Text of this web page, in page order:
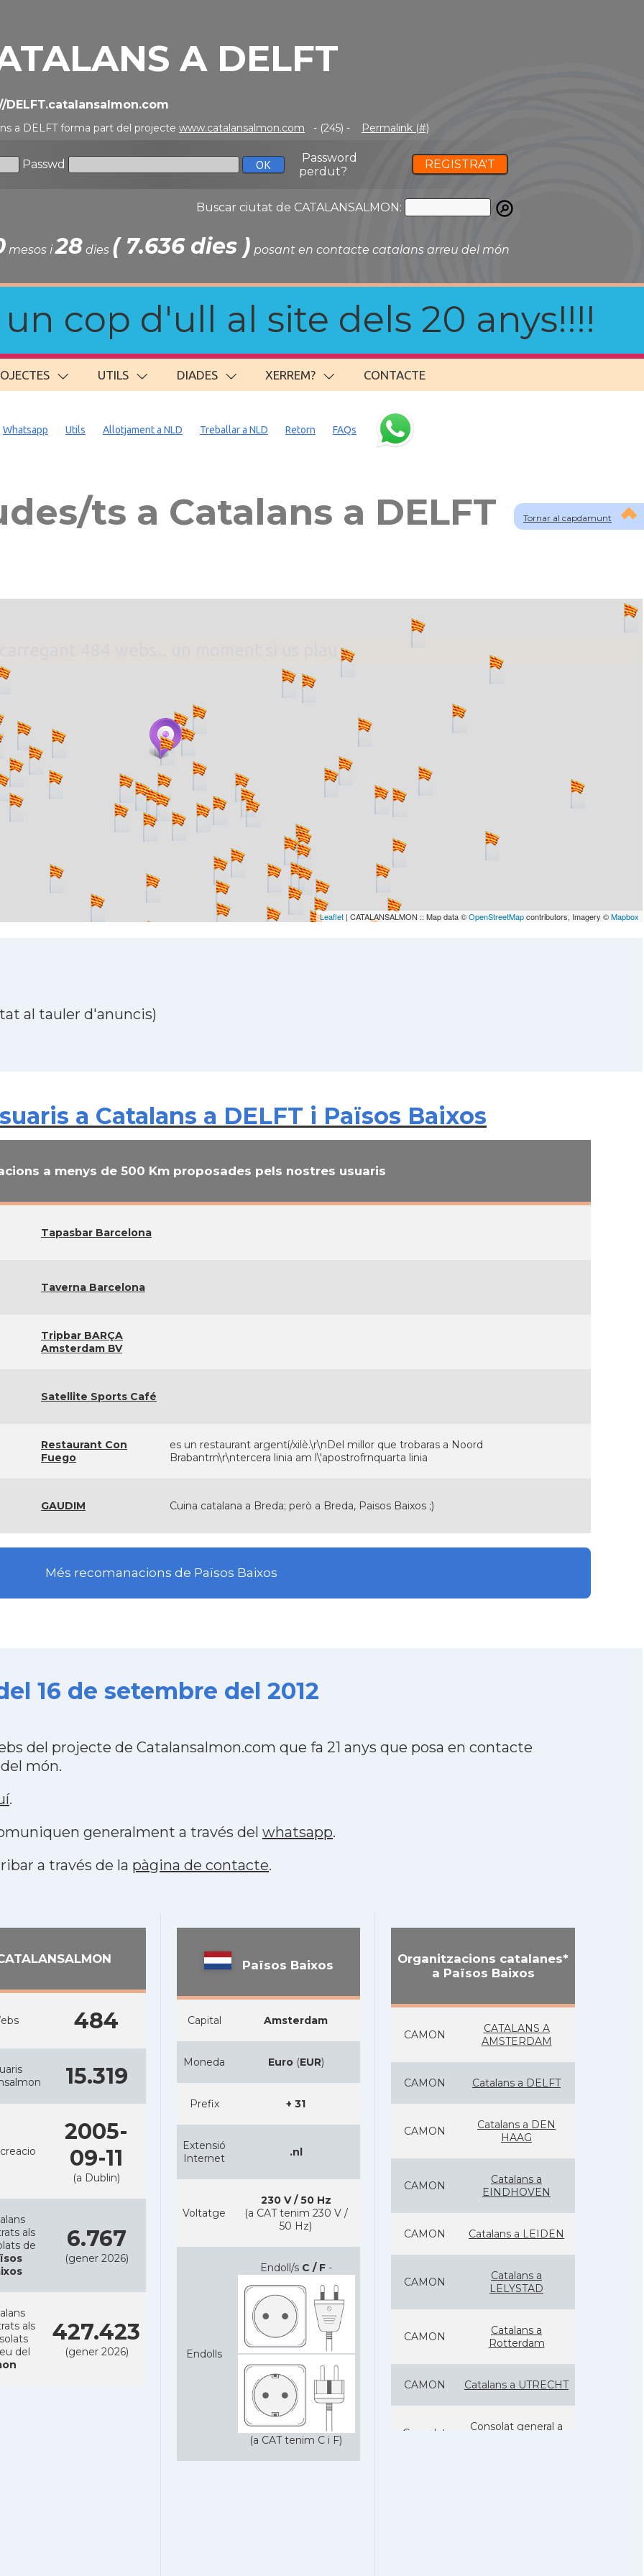
A DELFT
DELFT.catalansalmon.com
a DELFT forma part del projecte www.catalansalmon.com - (245) - Permalink (#)
Passwd
Password
perdut?
REGISTRA'T
Buscar ciutat de CATALANSALMON:
mesos i28 dies ( 7.636 dies ) posant en contacte catalans arreu del món
cop d'ull al site dels 20 anys!!!!
UTILS DIADES XERREM? CONTACTE
Tornar al capdamunt
Whatsapp Utils Allotjament a NLD Treballar a NLD Retorn FAQs
ts a Catalans a DELFT
Leaflet | CATALANSALMON :: Map data ©OpenStreetMapcontributors, Imagery ©Mapbox
al tauler d'anuncis)
a Catalans a DELFT i Països Baixos
a menys de 500 Km proposades pels nostres usuaris
Tapasbar Barcelona
Taverna Barcelona
Tripbar BARÇA
Amsterdam BV
Satellite Sports Café
Restaurant Con
Fuego
es un restaurant argentí/xilè.\r\nDel millor que trobaras a Noord
Brabantrn\r\ntercera linia am l\'apostrofrnquarta linia
GAUDIM Cuina catalana a Breda; però a Breda, Paisos Baixos ;)
Més recomanacions de Països Baixos
16 de setembre del 2012
del projecte de Catalansalmon.com que fa 21 anys que posa en contacte
món.
.
generalment a través del whatsapp.
a través de la pàgina de contacte.
484
15.319
2005-
09-11
(a Dublin)
als
de
6.767
(gener 2026)
als
del
427.423
(gener 2026)
Països Baixos
Capital Amsterdam
Moneda Euro(EUR)
Prefix + 31
Extensió
Internet
.nl
Voltatge
230 V / 50 Hz
(a CAT tenim 230 V /
50 Hz)
Endolls
Endoll/s C / F-
(a CAT tenim C i F)
Organitzacions catalanes*
a Països Baixos
CAMON
CATALANS A
AMSTERDAM
CAMON Catalans a DELFT
CAMON
Catalans a DEN
HAAG
CAMON
Catalans a
EINDHOVEN
CAMON Catalans a LEIDEN
CAMON
Catalans a
LELYSTAD
CAMON
Catalans a
Rotterdam
CAMON Catalans a UTRECHT
Consolat
Consolat general a